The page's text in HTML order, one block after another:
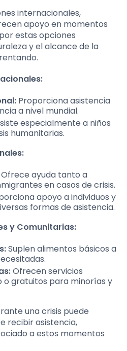
internacionales,
apoyo en momentos
estas opciones
y el alcance de la
Proporciona asistencia
a nivel mundial.
especialmente a niños
humanitarias.
Ofrece ayuda tanto a
en casos de crisis.
apoyo a individuos y
formas de asistencia.
y Comunitarias:
Suplen alimentos básicos a
Ofrecen servicios
o gratuitos para minorías y
una crisis puede
recibir asistencia,
a estos momentos